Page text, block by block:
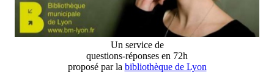
Un service de
questions-réponses en 72h
proposé par la bibliothèque de Lyon